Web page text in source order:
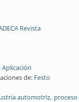
Revista
Aplicación
de: Festo
automotriz proceso